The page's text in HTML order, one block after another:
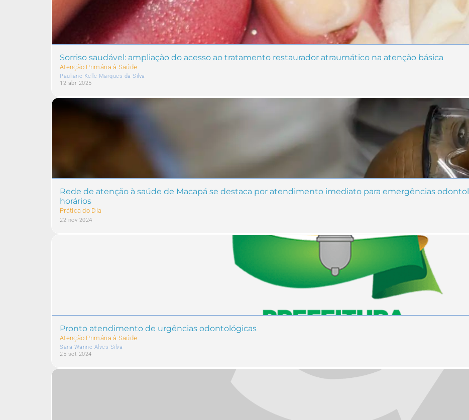
Sorriso saudável: ampliação do acesso ao tratamento restaurador atraumático na atenção básica
Atenção Primária à Saúde
Pauliane Kelle Marques da Silva
12 abr 2025
Rede de atenção à saúde de Macapá se destaca por atendimento imediato para emergências
horários
Prática do Dia
22 nov 2024
Pronto atendimento de urgências odontológicas
Atenção Primária à Saúde
Sara Wanne Alves Silva
25 set 2024